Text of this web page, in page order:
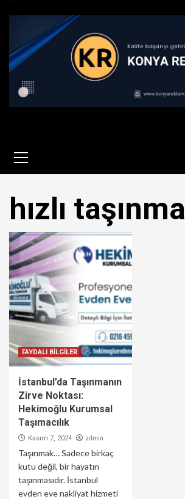
Menu
hızlı taşınma
FAYDALI BİLGİLER
İstanbul’da Taşınmanın
Zirve Noktası:
Hekimoğlu Kurumsal
Taşımacılık
Kasım 7, 2024 admin
Taşınmak… Sadece birkaç
kutu değil, bir hayatın
taşınmasıdır. İstanbul
evden eve nakliyat hizmeti